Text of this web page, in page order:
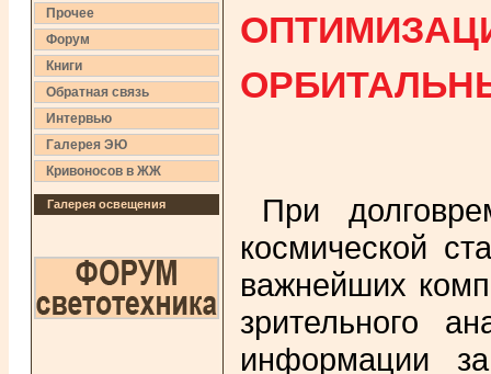
Прочее
Форум
Книги
Обратная связь
Интервью
Галерея ЭЮ
Кривоносов в ЖЖ
Галерея освещения
При
космической
важнейших
зрительного
информации